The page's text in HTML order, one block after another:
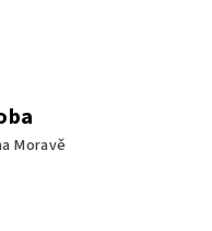
Moravě